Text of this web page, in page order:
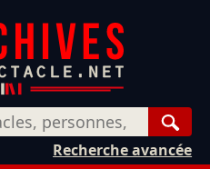
Recherche avancée